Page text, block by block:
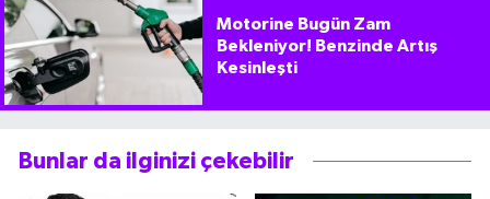
Motorine Bugün Zam
Bekleniyor! Benzinde Artış
Kesinleşti
Bunlar da ilginizi çekebilir